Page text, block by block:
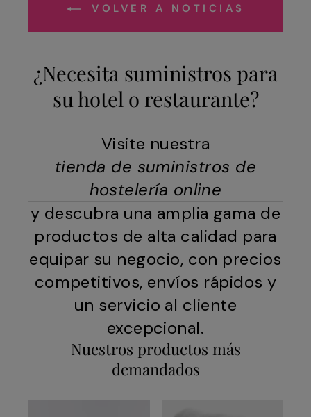
VOLVER A NOTICIAS
¿Necesita suministros para
su hotel o restaurante?
Visite nuestra
tienda de suministros de
hostelería online
y descubra una amplia gama de
productos de alta calidad para
equipar su negocio, con precios
competitivos, envíos rápidos y
un servicio al cliente
excepcional.
Nuestros productos más
demandados